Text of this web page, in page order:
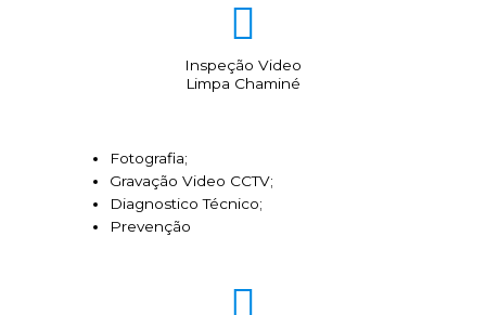
Inspeção Video
Limpa Chaminé
Fotografia;
Gravação Video CCTV;
Diagnostico Técnico;
Prevenção